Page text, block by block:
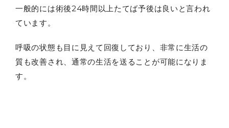
一般的には術後24時間以上たてば予後は良いと言われ
ています。
呼吸の状態も目に見えて回復しており、非常に生活の
質も改善され、通常の生活を送ることが可能になりま
す。